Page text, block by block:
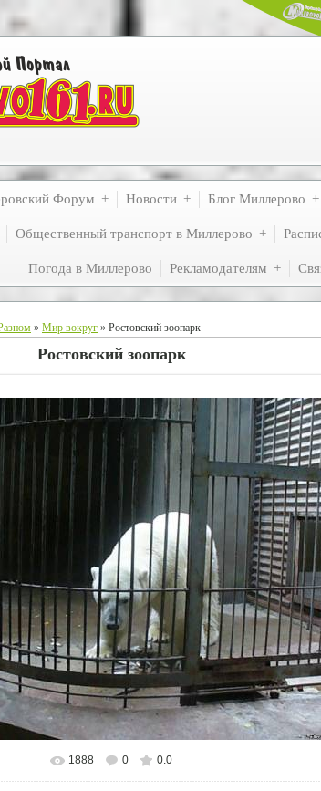
Форум Новости Блог Миллерово
Общественный транспорт в Миллерово
Погода в Миллерово Рекламодателям
» Мир вокруг » Ростовский зоопарк
Ростовский зоопарк
В реальном размере 1500x1125
1888 0 0.0